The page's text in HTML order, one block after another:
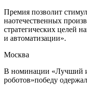
Премия позволит
наотечественных
стратегических целей
и автоматизации».
Москва
В номинации «Лучший
роботов»победу